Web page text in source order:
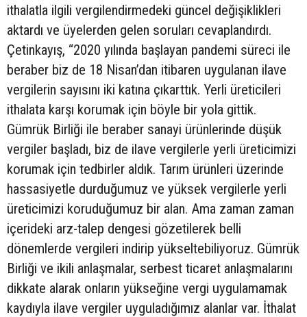
ithalatla ilgili vergilendirmedeki güncel değişiklikleri
aktardı ve üyelerden gelen soruları cevaplandırdı.
Çetinkayış, “2020 yılında başlayan pandemi süreci ile
beraber biz de 18 Nisan’dan itibaren uygulanan ilave
vergilerin sayısını iki katına çıkarttık. Yerli üreticileri
ithalata karşı korumak için böyle bir yola gittik.
Gümrük Birliği ile beraber sanayi ürünlerinde düşük
vergiler başladı, biz de ilave vergilerle yerli üreticimizi
korumak için tedbirler aldık. Tarım ürünleri üzerinde
hassasiyetle durduğumuz ve yüksek vergilerle yerli
üreticimizi koruduğumuz bir alan. Ama zaman zaman
içerideki arz-talep dengesi gözetilerek belli
dönemlerde vergileri indirip yükseltebiliyoruz. Gümrük
Birliği ve ikili anlaşmalar, serbest ticaret anlaşmalarını
dikkate alarak onların yükseğine vergi uygulamamak
kaydıyla ilave vergiler uyguladığımız alanlar var. İthalat